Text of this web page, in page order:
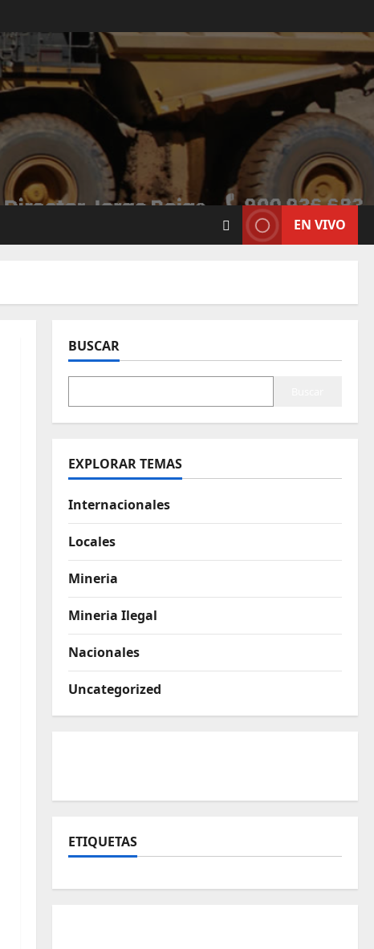
EN VIVO
BUSCAR
EXPLORAR TEMAS
Internacionales
Locales
Mineria
Mineria Ilegal
Nacionales
Uncategorized
ETIQUETAS